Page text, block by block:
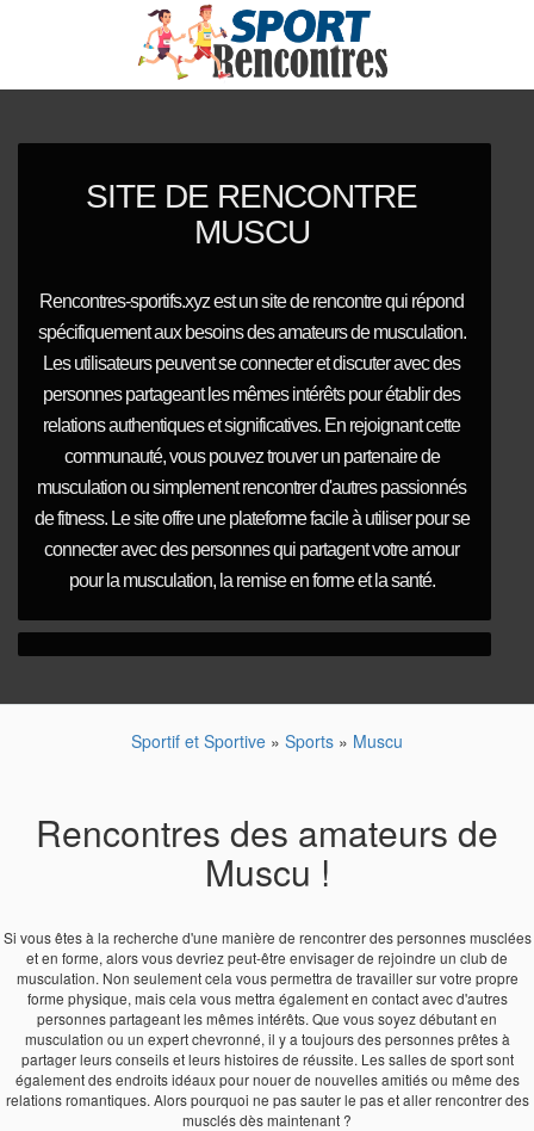
SITE DE RENCONTRE
MUSCU
Rencontres-sportifs.xyz est un site de rencontre qui répond
spécifiquement aux besoins des amateurs de musculation.
Les utilisateurs peuvent se connecter et discuter avec des
personnes partageant les mêmes intérêts pour établir des
relations authentiques et significatives. En rejoignant cette
communauté, vous pouvez trouver un partenaire de
musculation ou simplement rencontrer d'autres passionnés
de fitness. Le site offre une plateforme facile à utiliser pour se
connecter avec des personnes qui partagent votre amour
pour la musculation, la remise en forme et la santé.
Sportif et Sportive » Sports » Muscu
Rencontres des amateurs de
Muscu !
Si vous êtes à la recherche d'une manière de rencontrer des personnes musclées
et en forme, alors vous devriez peut-être envisager de rejoindre un club de
musculation. Non seulement cela vous permettra de travailler sur votre propre
forme physique, mais cela vous mettra également en contact avec d'autres
personnes partageant les mêmes intérêts. Que vous soyez débutant en
musculation ou un expert chevronné, il y a toujours des personnes prêtes à
partager leurs conseils et leurs histoires de réussite. Les salles de sport sont
également des endroits idéaux pour nouer de nouvelles amitiés ou même des
relations romantiques. Alors pourquoi ne pas sauter le pas et aller rencontrer des
musclés dès maintenant ?